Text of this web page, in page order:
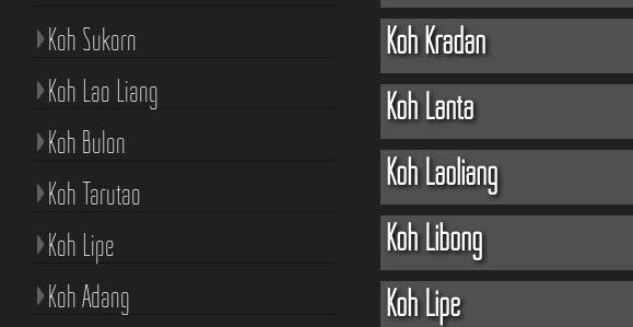
Koh Kradan
Koh Lanta
Koh Laoliang
Koh Libong
Koh Lipe
Koh Sukorn
Koh Lao Liang
Koh Bulon
Koh Tarutao
Koh Lipe
Koh Adang